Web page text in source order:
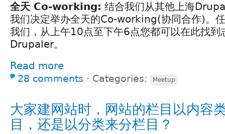
全天 Co-working: 结合我们从其他上海
我们决定举办全天的Co-working(协同合作)。
我们，从上午10点至下午6点您都可以在此找到
Drupaler。
Read more
28 comments ⋅ Categories: Meetup
大家建网站时，网站的栏目以内容
目，还是以分类来分栏目？